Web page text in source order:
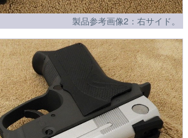
製品参考画像2：右サイド。